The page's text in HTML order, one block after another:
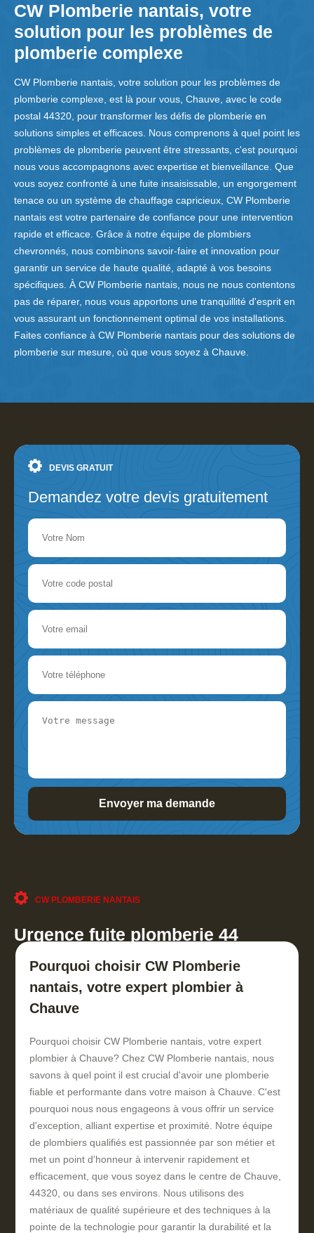
CW Plomberie nantais, votre
solution pour les problèmes de
plomberie complexe
CW Plomberie nantais, votre solution pour les problèmes de
plomberie complexe, est là pour vous, Chauve, avec le code
postal 44320, pour transformer les défis de plomberie en
solutions simples et efficaces. Nous comprenons à quel point les
problèmes de plomberie peuvent être stressants, c'est pourquoi
nous vous accompagnons avec expertise et bienveillance. Que
vous soyez confronté à une fuite insaisissable, un engorgement
tenace ou un système de chauffage capricieux, CW Plomberie
nantais est votre partenaire de confiance pour une intervention
rapide et efficace. Grâce à notre équipe de plombiers
chevronnés, nous combinons savoir-faire et innovation pour
garantir un service de haute qualité, adapté à vos besoins
spécifiques. À CW Plomberie nantais, nous ne nous contentons
pas de réparer, nous vous apportons une tranquillité d'esprit en
vous assurant un fonctionnement optimal de vos installations.
Faites confiance à CW Plomberie nantais pour des solutions de
plomberie sur mesure, où que vous soyez à Chauve.
DEVIS GRATUIT
Demandez votre devis gratuitement
CW PLOMBERIE NANTAIS
Urgence fuite plomberie 44
Pourquoi choisir CW Plomberie
nantais, votre expert plombier à
Chauve
Pourquoi choisir CW Plomberie nantais, votre expert
plombier à Chauve? Chez CW Plomberie nantais, nous
savons à quel point il est crucial d'avoir une plomberie
fiable et performante dans votre maison à Chauve. C'est
pourquoi nous nous engageons à vous offrir un service
d'exception, alliant expertise et proximité. Notre équipe
de plombiers qualifiés est passionnée par son métier et
met un point d'honneur à intervenir rapidement et
efficacement, que vous soyez dans le centre de Chauve,
44320, ou dans ses environs. Nous utilisons des
matériaux de qualité supérieure et des techniques à la
pointe de la technologie pour garantir la durabilité et la